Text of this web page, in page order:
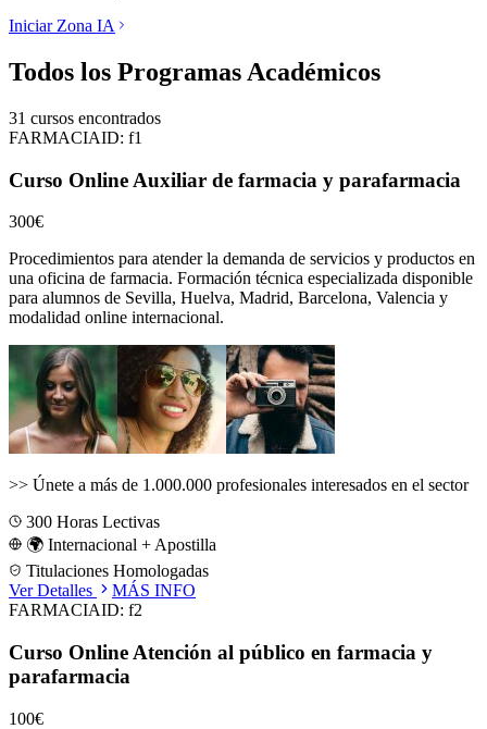
Iniciar Zona IA
Todos los Programas Académicos
31 cursos encontrados
FARMACIAID: f1
Curso Online Auxiliar de farmacia y parafarmacia
300€
Procedimientos para atender la demanda de servicios y productos en
una oficina de farmacia. Formación técnica especializada disponible
para alumnos de Sevilla, Huelva, Madrid, Barcelona, Valencia y
modalidad online internacional.
>> Únete a más de 1.000.000 profesionales interesados en el sector
300 Horas Lectivas
🌍 Internacional + Apostilla
Titulaciones Homologadas
Ver Detalles
MÁS INFO
FARMACIAID: f2
Curso Online Atención al público en farmacia y
parafarmacia
100€